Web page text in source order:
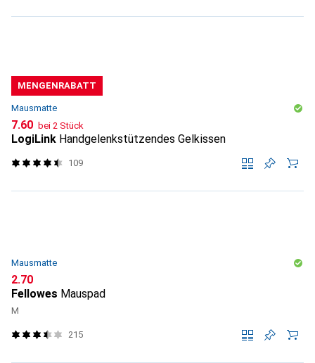
MENGENRABATT
Mausmatte
CHF
7.60 bei 2 Stück
LogiLink Handgelenkstützendes Gelkissen
109
Mausmatte
CHF
2.70
Fellowes Mauspad
M
215